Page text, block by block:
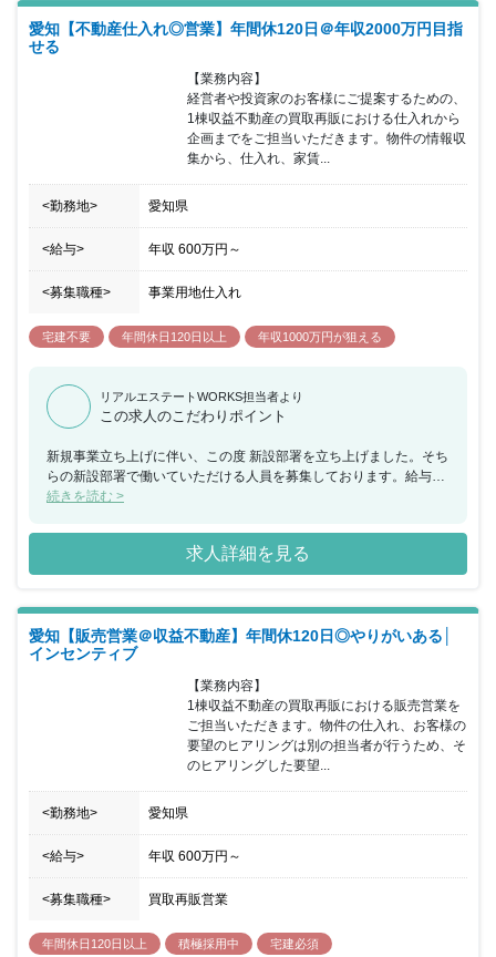
円～2,000万円も実現可能となっています。インセンティブ制度も
充実しておりますので、コンサルとしてお客様に喜んでいただいた
分はそのまま社員に還元しています。土地活用コンサルタントとし
て、子や孫の代まで残せるような、世代が変わっても価値の高い資
産となる物件づくりを目指しやりがいを感じながら業務を進めてい
ただくことが可能となっています。
愛知【不動産仕入れ◎営業】年間休120日＠年収2000万円目指
せる
【業務内容】
経営者や投資家のお客様にご提案するための、
1棟収益不動産の買取再販における仕入れから
企画までをご担当いただきます。物件の情報収
集から、仕入れ、家賃...
<勤務地> 愛知県
<給与> 年収 600万円 ～
<募集職種> 事業用地仕入れ
宅建不要 年間休日120日以上 年収1000万円が狙える
リアルエステートWORKS担当者より
この求人のこだわりポイント
新規事業立ち上げに伴い、この度 新設部署を立ち上げました。そち
らの新設部署で働いていただける人員を募集しております。給与の
インセンティブ制度を導入しており、インセンティブの割合は相談
ベーションを保ちながらスキルアップしていただけます。 【同社に
ついて】 同社は、不動産・建設部門として、土地活用における不動
産の企画・施工を手掛けております。同社が建てる物件は、事業目
で、全てがオリジナルデザインになります。オーナー様にとって大
切な物件だからこそ、その想いを形にしたいという会社の方針によ
るものです。子や孫の代まで残せるような、世代が変わっても価値
の高い資産となる物件づくりを目指しております。 【グループにつ
いて】 同グループは、不動産・建設事業・不動産管理事業・賃貸仲
介事業・リゾート事業・LPガス事業の5事業7社で構成されてお
り、事業部単位で、それぞれが責任をもって取り組むことで次の仕
事が生まれ、ハタスグループとしての仕事を拡大させてまいりまし
続きを読む >
求人詳細を見る
愛知【販売営業＠収益不動産】年間休120日◎やりがいある│
インセンティブ
【業務内容】
1棟収益不動産の買取再販における販売営業を
ご担当いただきます。物件の仕入れ、お客様の
要望のヒアリングは別の担当者が行うため、そ
のヒアリングした要望...
<勤務地> 愛知県
<給与> 年収 600万円 ～
<募集職種> 買取再販営業
年間休日120日以上 積極採用中 宅建必須